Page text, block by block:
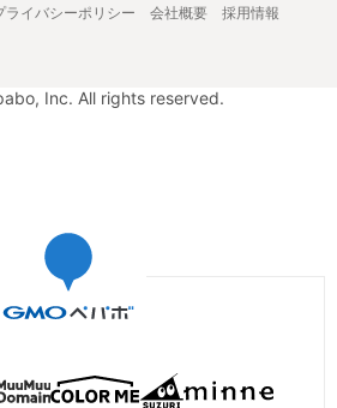
ライバシーポリシー 会社概要
採用情報
Inc. All rights reserved.